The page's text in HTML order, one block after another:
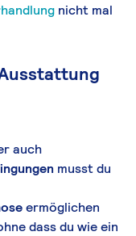
nicht mal
auch
musst du
ermöglichen
dass du wie ein